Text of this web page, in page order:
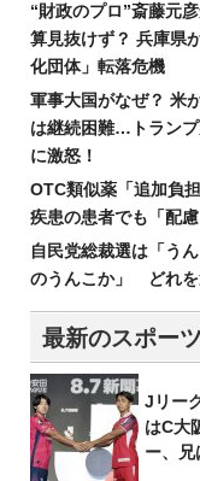
“財政のプロ”斎藤元
算見抜けず？ 兵庫県
化団体」転落危機
軍事大国がなぜ？ 米
は継続困難…トラン
に激怒！
OTC類似薬「追加負
疾患の患者でも「配
自民党総裁選は「う
のうんこか」 どれを
最新のスポー
Jリー
はC大
ー、兄